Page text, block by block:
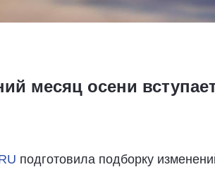
месяц осени
подготовила подборку